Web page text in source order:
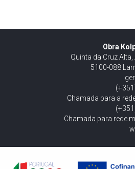
Obra
Quinta da Cruz
5100-088
Chamada para a
Chamada para rede